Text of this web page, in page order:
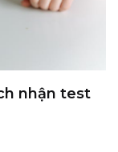
nhận test